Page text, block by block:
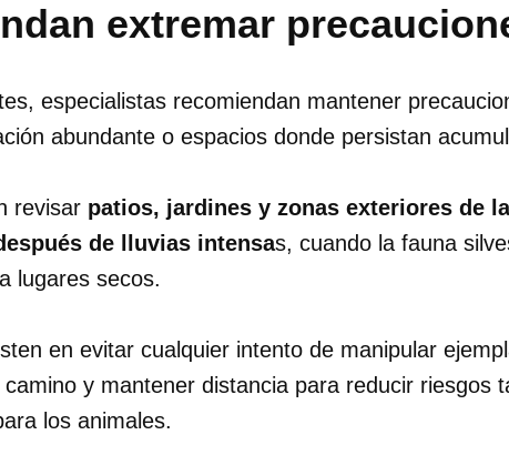
extremar
especialistas recomiendan mantener
abundante o espacios donde persistan
revisar patios, jardines y zonas exteriores de
de lluvias intensas, cuando la fauna
lugares secos.
en evitar cualquier intento de manipular
y mantener distancia para reducir riesgos
los animales.